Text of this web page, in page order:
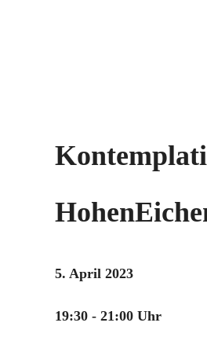
5. April 2023
19:30 - 21:00 Uhr